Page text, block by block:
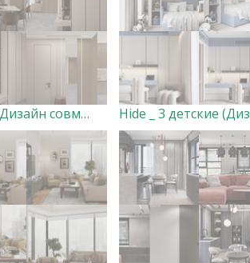
Hide _ 1 (Дизайн совместный, визы мои)